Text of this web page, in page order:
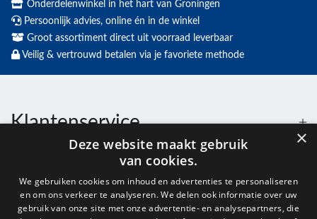
Onderdelenwinkel in het hart van Groningen
Persoonlijk advies, online én in de winkel
Groot assortiment direct uit voorraad leverbaar
Veilig & vertrouwd betalen via je favoriete methode
Klantenservice
Openingstijden
×
Deze website maakt gebruik
van cookies.
We gebruiken cookies om inhoud en advertenties te personaliseren
en om ons verkeer te analyseren. We delen ook informatie over uw
gebruik van onze site met onze advertentie- en analysepartners, die